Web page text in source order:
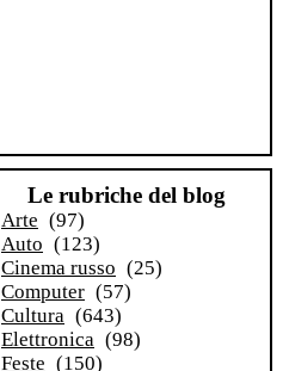
Le rubriche del blog
Arte (97)
Auto (123)
Cinema russo (25)
Computer (57)
Cultura (643)
Elettronica (98)
Feste (150)